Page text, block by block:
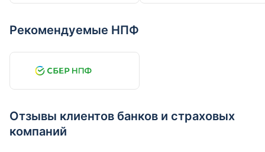
Банк Уралсиб
Банк «Санкт-Петербург»
Рекомендуемые НПФ
Отзывы клиентов банков и страховых
компаний